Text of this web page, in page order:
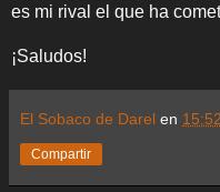
es mi rival el que ha
¡Saludos!
El Sobaco de Darel en 15:52
Compartir